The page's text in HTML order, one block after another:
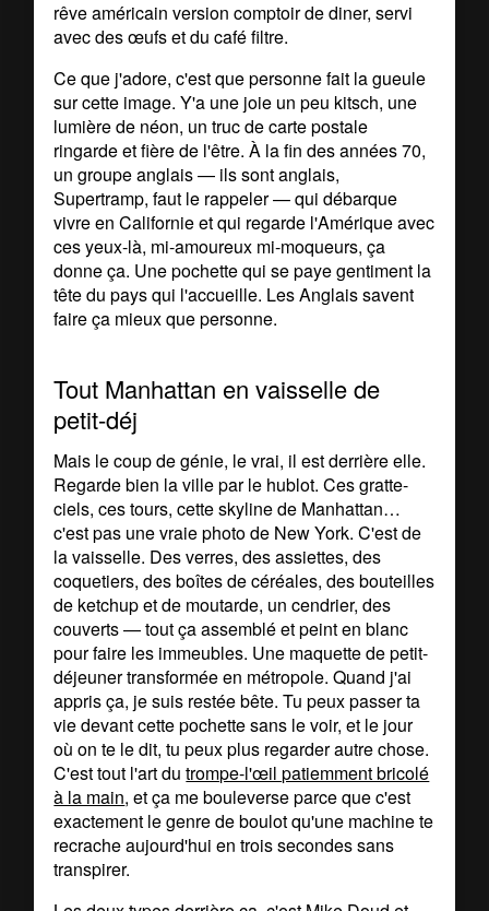
rêve américain version comptoir de diner, servi
avec des œufs et du café filtre.
Ce que j'adore, c'est que personne fait la gueule
sur cette image. Y'a une joie un peu kitsch, une
lumière de néon, un truc de carte postale
ringarde et fière de l'être. À la fin des années 70,
un groupe anglais — ils sont anglais,
Supertramp, faut le rappeler — qui débarque
vivre en Californie et qui regarde l'Amérique avec
ces yeux-là, mi-amoureux mi-moqueurs, ça
donne ça. Une pochette qui se paye gentiment la
tête du pays qui l'accueille. Les Anglais savent
faire ça mieux que personne.
Tout Manhattan en vaisselle de
petit-déj
Mais le coup de génie, le vrai, il est derrière elle.
Regarde bien la ville par le hublot. Ces gratte-
ciels, ces tours, cette skyline de Manhattan…
c'est pas une vraie photo de New York. C'est de
la vaisselle. Des verres, des assiettes, des
coquetiers, des boîtes de céréales, des bouteilles
de ketchup et de moutarde, un cendrier, des
couverts — tout ça assemblé et peint en blanc
pour faire les immeubles. Une maquette de petit-
déjeuner transformée en métropole. Quand j'ai
appris ça, je suis restée bête. Tu peux passer ta
vie devant cette pochette sans le voir, et le jour
où on te le dit, tu peux plus regarder autre chose.
C'est tout l'art dutrompe-l'œil patiemment bricolé
à la main, et ça me bouleverse parce que c'est
exactement le genre de boulot qu'une machine te
recrache aujourd'hui en trois secondes sans
transpirer.